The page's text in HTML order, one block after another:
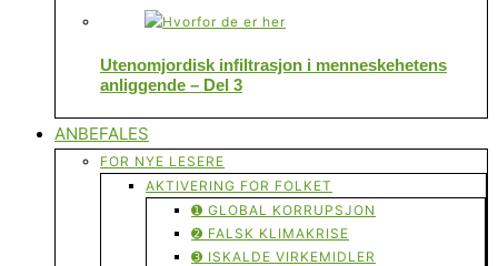
Utenomjordisk infiltrasjon i menneskehetens
anliggende – Del 3
ANBEFALES
FOR NYE LESERE
AKTIVERING FOR FOLKET
➊ GLOBAL KORRUPSJON
➋ FALSK KLIMAKRISE
➌ ISKALDE VIRKEMIDLER